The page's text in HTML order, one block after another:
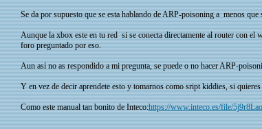
Se da por supuesto que se esta hablando de ARP-poisoning a menos que
Aunque la xbox este en tu red si se conecta directamente al router con
foro preguntado por eso.
Aun así no as respondido a mi pregunta, se puede o no hacer ARP-
Y en vez de decir aprendete esto y tomarnos como sript kiddies, si
Como este manual tan bonito de Inteco:https://www.inteco.es/file/